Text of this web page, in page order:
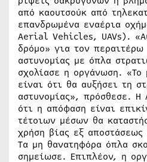
από καουτσούκ από
επανδρωμένα εναέρια
Aerial Vehicles, UAVs).
δρόμο» για τον περαιτέρω
αστυνομίας με όπλα
σχολίασε η οργάνωση. «Το
είναι ότι θα αυξήσει τη
αστυνομίας», πρόσθεσε. Η
ότι η απόφαση είναι
τέτοιων μέσων θα
χρήση βίας εξ
Τα μη θανατηφόρα όπλα
σημείωσε. Επιπλέον, η